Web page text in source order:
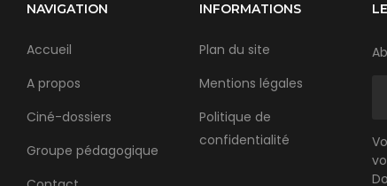
NAVIGATION
Accueil
A propos
Ciné-dossiers
Groupe pédagogique
INFORMATIONS
Plan du site
Mentions légales
Politique de
confidentialité